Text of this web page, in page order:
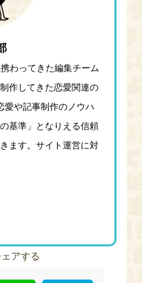
わってきた編集チーム
作してきた恋愛関連の
愛や記事制作のノウハ
基準」となりえる信頼
ます。サイト運営に対
アする